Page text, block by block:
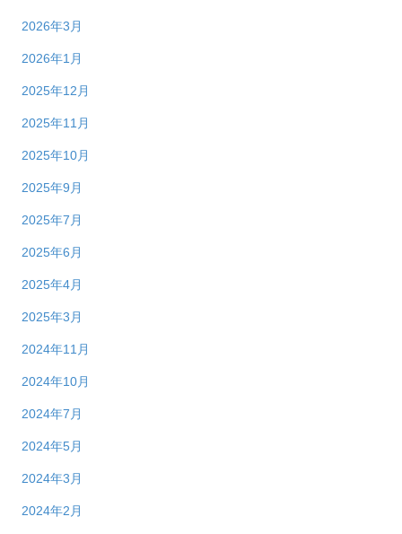
2026年3月
2026年1月
2025年12月
2025年11月
2025年10月
2025年9月
2025年7月
2025年6月
2025年4月
2025年3月
2024年11月
2024年10月
2024年7月
2024年5月
2024年3月
2024年2月